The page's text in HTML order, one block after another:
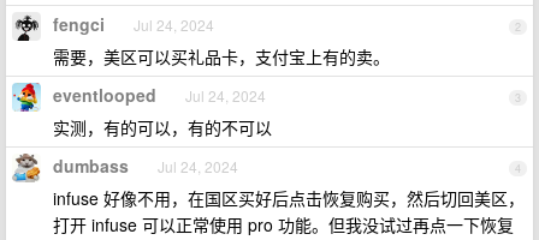
2
fengci Jul 24, 2024
需要，美区可以买礼品卡，支付宝上有的卖。
3
eventlooped Jul 24, 2024
实测，有的可以，有的不可以
4
dumbass Jul 24, 2024
infuse 好像不用，在国区买好后点击恢复购买，然后切回美区，
打开 infuse 可以正常使用 pro 功能。但我没试过再点一下恢复